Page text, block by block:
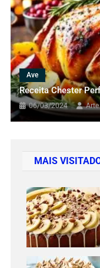
Carbonara
27/03/2024
Ave
Receita Chester
06/03/2024 Arte
MAIS